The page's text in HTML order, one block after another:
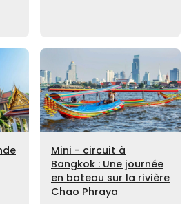
Mini - circuit à
Bangkok : Une journée
en bateau sur la rivière
Chao Phraya